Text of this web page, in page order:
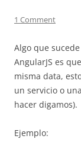
1 Comment
Algo que
AngularJS es
misma data,
un servicio o
hacer digamos).
Ejemplo: